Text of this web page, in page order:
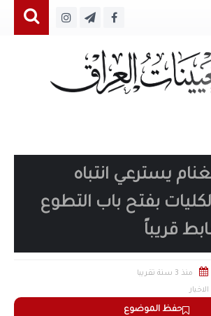
يسترعي انتباه
بفتح باب التطوع
قريباً
حفظ الموضوع
 منذ 3 سنة تقريبا
الاخبار